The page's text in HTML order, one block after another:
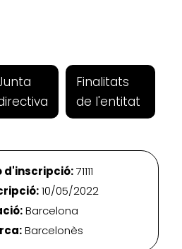
Finalitats
de l'entitat
d'inscripció:71111
10/05/2022
Barcelona
Barcelonès